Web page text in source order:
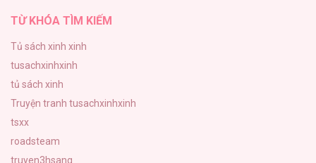
TỪ KHÓA TÌM KIẾM
Tủ sách xinh xinh
tusachxinhxinh
tủ sách xinh
Truyện tranh tusachxinhxinh
tsxx
roadsteam
truyen3hsang